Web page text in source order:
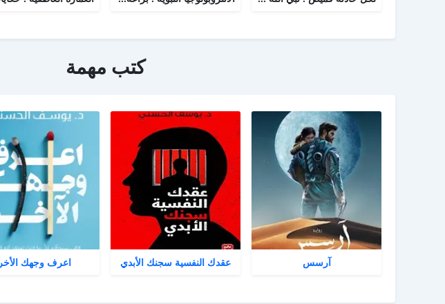
كتب مهمة
آرسس عقدك النفسية سجنك الأبدي اعرف وجهك الأخر